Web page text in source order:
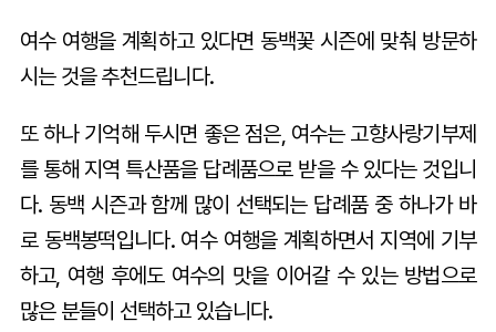
여수 여행을 계획하고 있다면 동백꽃 시즌에 맞춰 방문하
시는 것을 추천드립니다.
또 하나 기억해 두시면 좋은 점은, 여수는 고향사랑기부제
를 통해 지역 특산품을 답례품으로 받을 수 있다는 것입니
다. 동백 시즌과 함께 많이 선택되는 답례품 중 하나가 바
로 동백봉떡입니다. 여수 여행을 계획하면서 지역에 기부
하고, 여행 후에도 여수의 맛을 이어갈 수 있는 방법으로
많은 분들이 선택하고 있습니다.